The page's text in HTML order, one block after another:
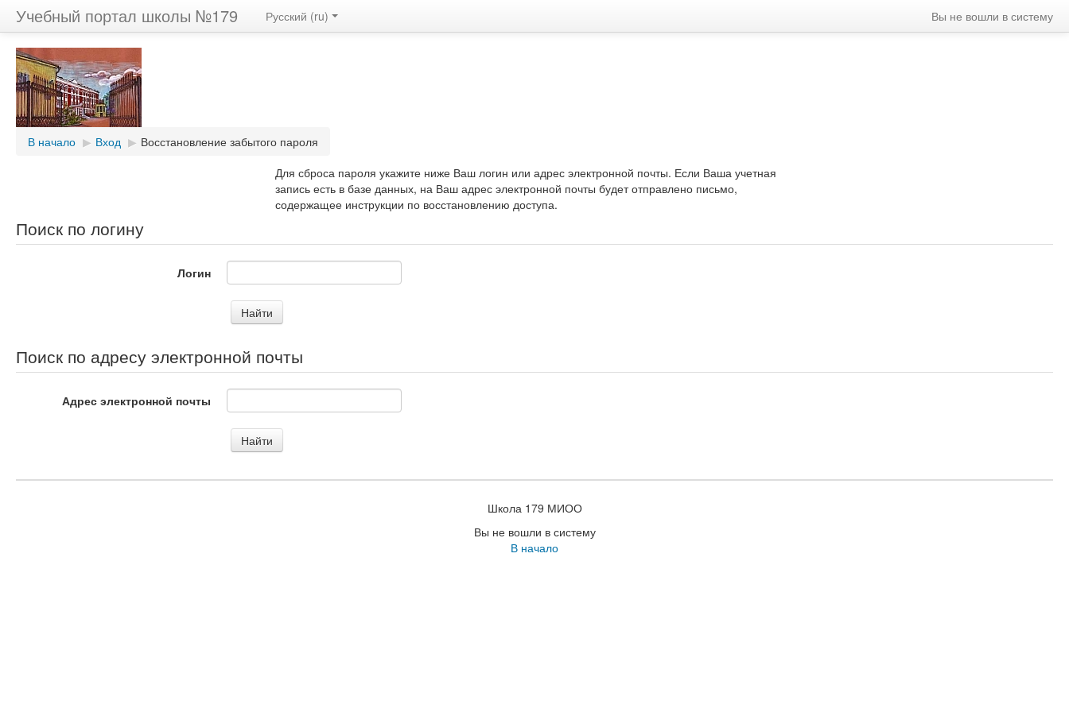
Учебный портал школы №179 Вы не вошли в систему
Русский (ru)
В начало ▶︎ Вход ▶︎ Восстановление забытого пароля
Для сброса пароля укажите ниже Ваш логин или адрес электронной почты. Если Ваша учетная
запись есть в базе данных, на Ваш адрес электронной почты будет отправлено письмо,
содержащее инструкции по восстановлению доступа.
Поиск по логину
Логин
Поиск по адресу электронной почты
Адрес электронной почты
Школа 179 МИОО
Вы не вошли в систему
В начало